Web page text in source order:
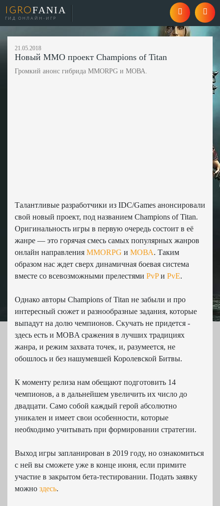
IGROFANIA
ГИД ОНЛАЙН-ИГР
21.05.2018
Новый MMO проект Champions of Titan
Громкий анонс гибрида MMORPG и МОВА.
Талантливые разработчики из IDC/Games анонсировали
свой новый проект, под названием Champions of Titan.
Оригинальность игры в первую очередь состоит в её
жанре — это горячая смесь самых популярных жанров
онлайн направления MMORPG и МОВА. Таким
образом нас ждет сверх динамичная боевая система
вместе со всевозможными прелестями PvPи PvE.
Однако авторы Champions of Titan не забыли и про
интересный сюжет и разнообразные задания, которые
выпадут на долю чемпионов. Скучать не придется -
здесь есть и MOBA сражения в лучших традициях
жанра, и режим захвата точек, и, разумеется, не
обошлось и без нашумевшей Королевской Битвы.
К моменту релиза нам обещают подготовить 14
чемпионов, а в дальнейшем увеличить их число до
двадцати. Само собой каждый герой абсолютно
уникален и имеет свои особенности, которые
необходимо учитывать при формировании стратегии.
Выход игры запланирован в 2019 году, но ознакомиться
с ней вы сможете уже в конце июня, если примите
участие в закрытом бета-тестировании. Подать заявку
можно здесь.